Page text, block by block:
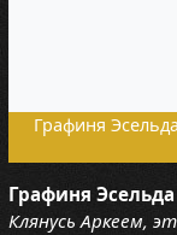
Графиня
Графиня
Клянусь Аркеем,